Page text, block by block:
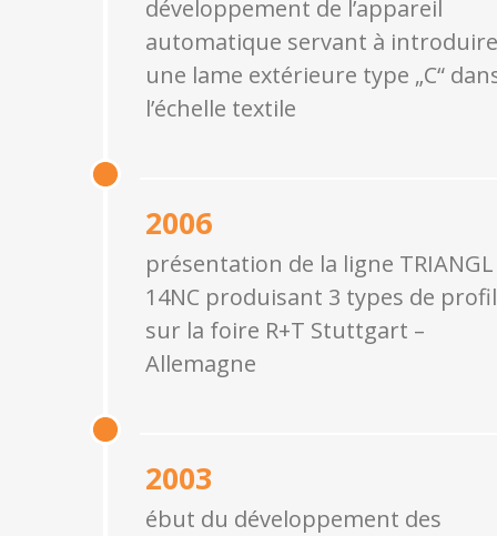
développement de l’appareil
automatique servant à introduire
une lame extérieure type „C“
l’échelle textile
2006
présentation de la ligne TRIANGL
14NC produisant 3 types de
sur la foire R+T Stuttgart –
Allemagne
2003
ébut du développement des